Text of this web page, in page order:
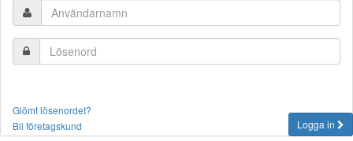
Glömt lösenordet?
Bli företagskund
Logga in